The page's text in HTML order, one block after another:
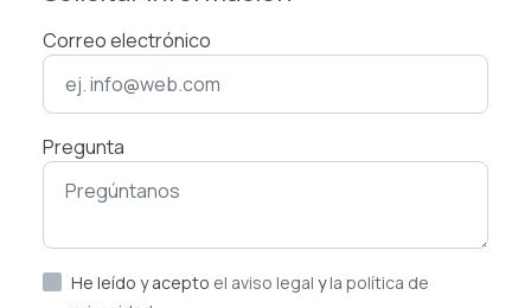
Correo electrónico
Pregunta
He leído y acepto el aviso legal yla política de